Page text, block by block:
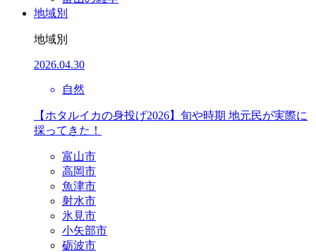
地域別
地域別
2026.04.30
自然
【ホタルイカの身投げ2026】旬や時期 地元民が実際に
採ってきた！
富山市
高岡市
魚津市
射水市
氷見市
小矢部市
砺波市